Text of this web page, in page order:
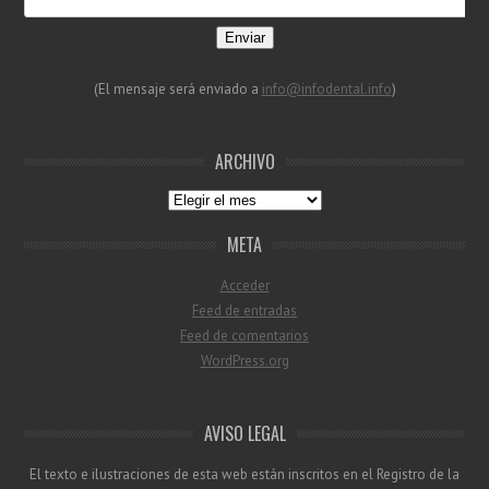
Enviar
(El mensaje será enviado a info@infodental.info)
ARCHIVO
Archivo
META
Acceder
Feed de entradas
Feed de comentarios
WordPress.org
AVISO LEGAL
El texto e ilustraciones de esta web están inscritos en el Registro de la